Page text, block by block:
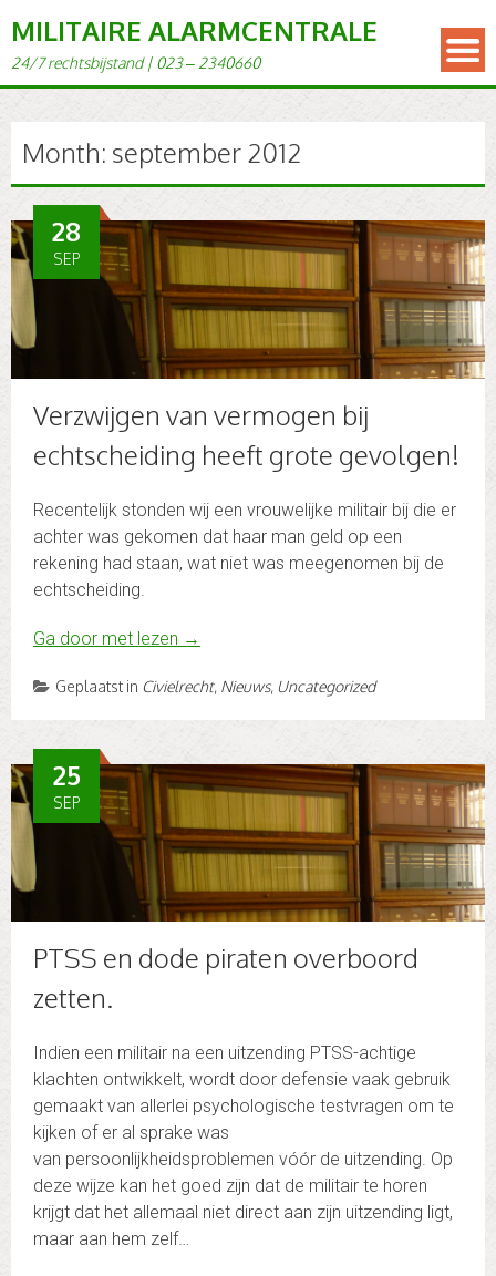
MILITAIRE ALARMCENTRALE
24/7 rechts­bi­j­s­tand | 023 – 2340660
Month: september 2012
Verzwijgen van vermogen bij
echtscheiding heeft grote gevolgen!
28
SEP
Recentelijk stonden wij een vrouwelijke militair bij die er
achter was gekomen dat haar man geld op een
rekening had staan, wat niet was meegenomen bij de
echtscheiding.
Ga door met lezen →
Geplaatst in Civielrecht, Nieuws, Uncategorized
PTSS en dode piraten overboord
zetten.
25
SEP
Indien een militair na een uitzending PTSS-achtige
klachten ontwikkelt, wordt door defensie vaak gebruik
gemaakt van allerlei psychologische testvragen om te
kijken of er al sprake was
van persoonlijkheidsproblemen vóór de uitzending. Op
deze wijze kan het goed zijn dat de militair te horen
krijgt dat het allemaal niet direct aan zijn uitzending ligt,
maar aan hem zelf…